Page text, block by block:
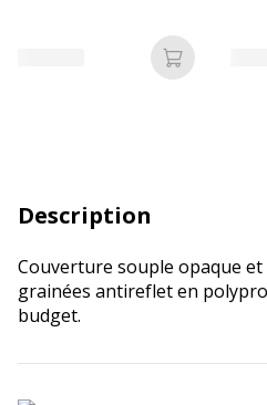
Ajouter au
Description
Couverture souple opaque
grainées antireflet en
budget.